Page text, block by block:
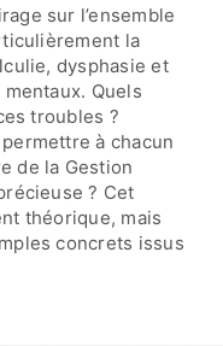
sur l’ensemble
la
dysphasie et
Quels
troubles ?
à chacun
de la Gestion
? Cet
théorique, mais
concrets issus